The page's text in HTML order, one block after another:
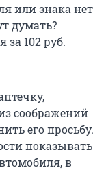
или знака нет
думать?
за 102 руб.
соображений
его просьбу.
показывать
в